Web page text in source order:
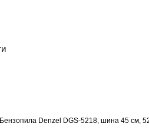
Бензопила Denzel DGS-5218, шина 45 см,